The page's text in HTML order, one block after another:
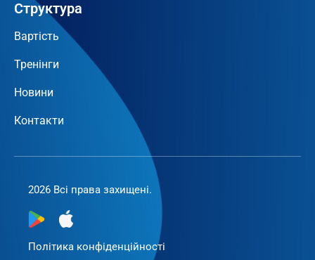
Структура
Вартість
Тренінги
Новини
Контакти
2026 Всі права захищені.
Політика конфіденційності